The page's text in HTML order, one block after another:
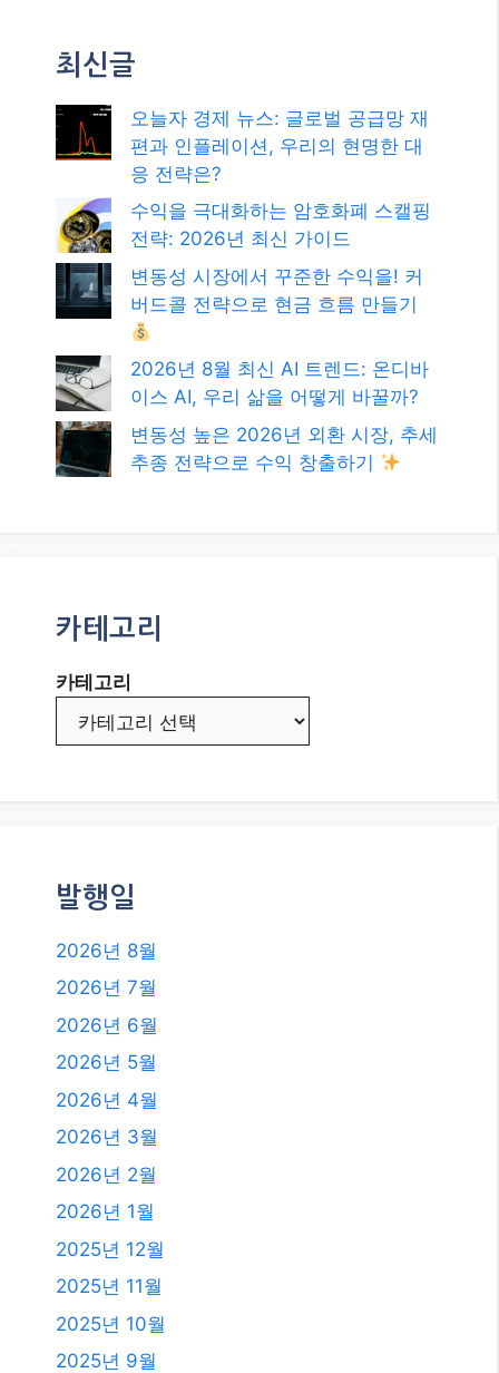
검색
검
최신글
오늘자 경제 뉴스: 글로벌 공급망 재
편과 인플레이션, 우리의 현명한 대
응 전략은?
변동성 높은 2026년 외환 시장, 추세
추종 전략으로 수익 창출하기
카테고리
발행일
2026년 8월
2026년 7월
2026년 6월
2026년 5월